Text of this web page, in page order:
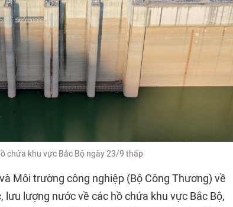
chứa khu vực Bắc Bộ ngày 23/9 thấp
Môi trường công nghiệp (Bộ Công Thương) về
lưu lượng nước về các hồ chứa khu vực Bắc Bộ,